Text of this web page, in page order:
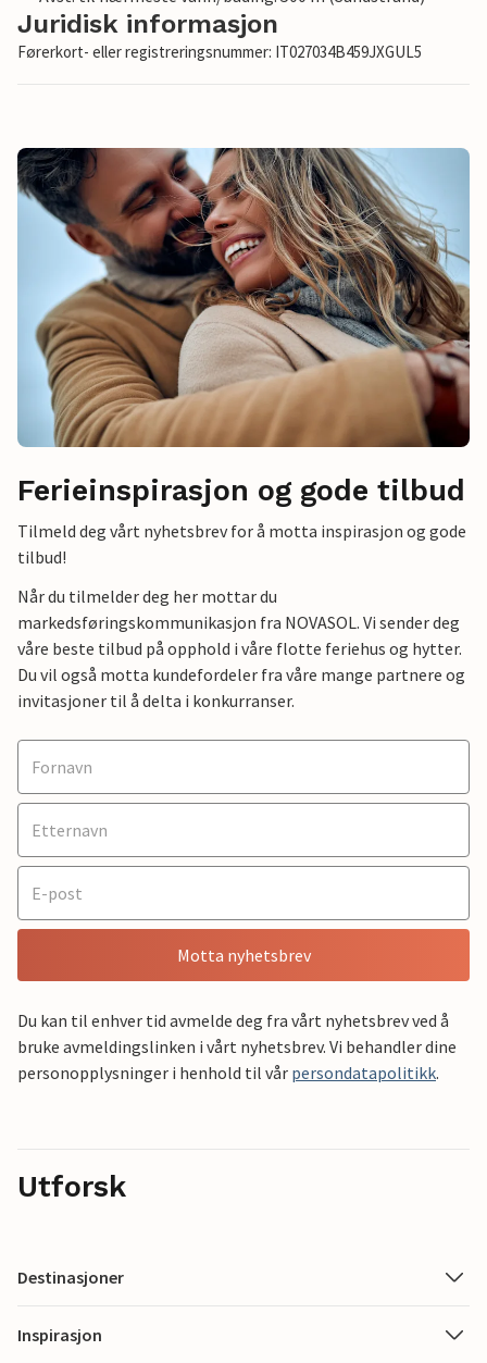
Juridisk informasjon
Førerkort- eller registreringsnummer: IT027034B459JXGUL5
Ferieinspirasjon og gode tilbud
Tilmeld deg vårt nyhetsbrev for å motta inspirasjon og gode
tilbud!
Når du tilmelder deg her mottar du
markedsføringskommunikasjon fra NOVASOL. Vi sender deg
våre beste tilbud på opphold i våre flotte feriehus og hytter.
Du vil også motta kundefordeler fra våre mange partnere og
invitasjoner til å delta i konkurranser.
Motta nyhetsbrev
Du kan til enhver tid avmelde deg fra vårt nyhetsbrev ved å
bruke avmeldingslinken i vårt nyhetsbrev. Vi behandler dine
personopplysninger i henhold til vår persondatapolitikk.
Utforsk
Destinasjoner
Inspirasjon